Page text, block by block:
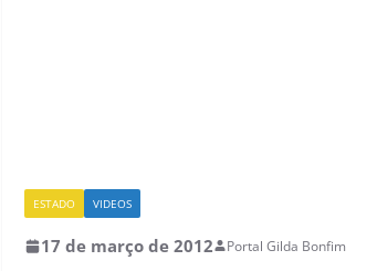
ESTADO VIDEOS
17 de março de 2012 Portal Gilda Bonfim